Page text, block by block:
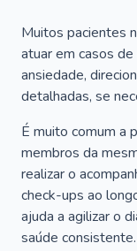
Muitos pacientes
atuar em casos
ansiedade,
detalhadas, se
É muito comum a
membros da
realizar o
check-ups ao
ajuda a agilizar o
saúde consistente.